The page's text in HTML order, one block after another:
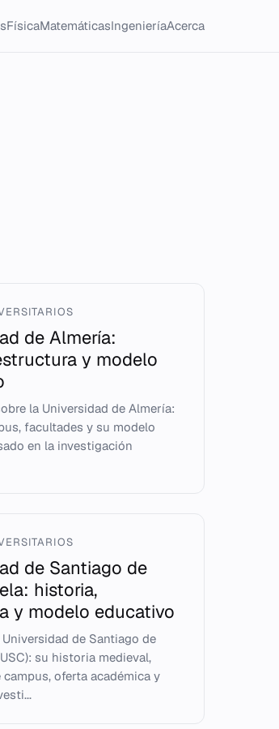
FísicaMatemáticasIngenieríaAcerca
de Almería:
y modelo
la Universidad de Almería:
facultades y su modelo
en la investigación
de Santiago de
historia,
y modelo educativo
de Santiago de
su historia medieval,
oferta académica y